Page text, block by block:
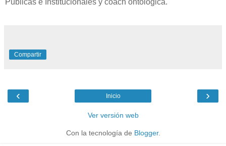
Públicas e Institucionales y coach ontológica.
Compartir
‹ ›
Inicio
Ver versión web
Con la tecnología de Blogger.